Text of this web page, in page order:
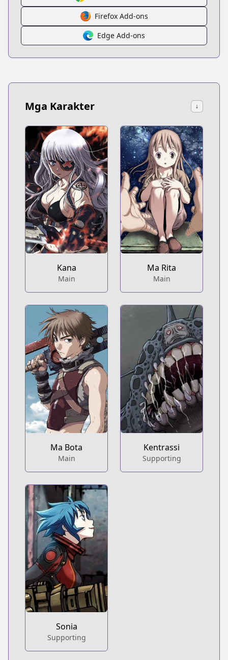
Firefox Add-ons
Edge Add-ons
Mga Karakter ↓
Kana
Main
Ma Rita
Main
Ma Bota
Main
Kentrassi
Supporting
Sonia
Supporting